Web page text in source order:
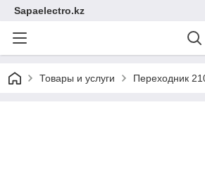
Sapaelectro.kz
Товары и услуги Переходник